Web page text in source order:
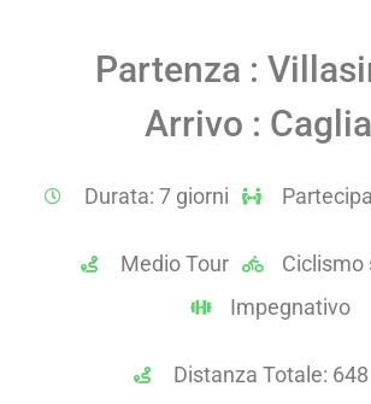
Partenza :
Arrivo :
Durata: 7 giorni
Medio Tour
Ciclismo
Impegnativo
Distanza Totale: